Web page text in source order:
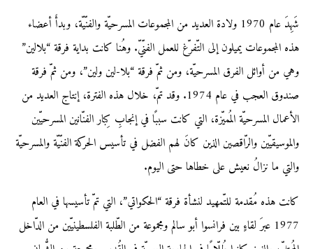
شَهِدَ عام 1970 ولادة العديد من المجموعات المسرحيّة والفنّيّة، وبدأَ أعضاء
هذه المجموعات يميلون إلى التّفرّغ للعمل الفنّيّ. وهُنا كانت بداية فرقة “بلالين”
وهي من أوائل الفرق المسرحيّة، ومن ثمّ فرقة “بلا-لين ولين”، ومن ثمّ فرقة
صندوق العجب في عام 1974. وقد تمّ، خلال هذه الفترة، إنتاج العديد من
الأعمال المسرحيّة المُميّزة، التي كانت سببًا في إنجابِ كِبار الفنّانين المسرحيّين
والموسيقيّين والرّاقصين الذين كانَ لهم الفضل في تأسيس الحركة الفنّيّة والمسرحيّة
والتي ما نزالُ نعيش على خطاها حتى اليوم.
كانت هذه مُقدمة للتّمهيد لنشأة فرقة “الحكواتي”، التي تمّ تأسيسها في العام
1977 عبرَ لقاءٍ بين فرانسوا أبو سالم ومجموعة من الطّلبة الفلسطينيّين من الدّاخل